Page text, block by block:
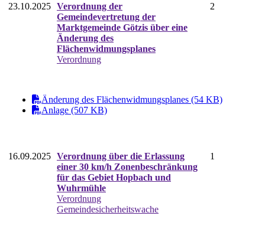
23.10.2025 Verordnung der
Gemeindevertretung der
Marktgemeinde Götzis über eine
Änderung des
Flächenwidmungsplanes
Verordnung
2
Änderung des Flächenwidmungsplanes (54 KB)
Anlage (507 KB)
16.09.2025 Verordnung über die Erlassung
einer 30 km/h Zonenbeschränkung
für das Gebiet Hopbach und
Wuhrmühle
Verordnung
Gemeindesicherheitswache
1